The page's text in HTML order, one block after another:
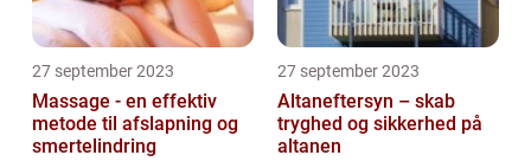
27 september 2023
Massage - en effektiv
metode til afslapning og
smertelindring
27 september 2023
Altaneftersyn – skab
tryghed og sikkerhed på
altanen